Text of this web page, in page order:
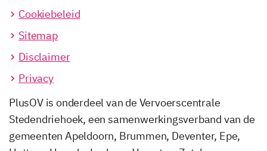
Cookiebeleid
Sitemap
Disclaimer
Privacy
PlusOV is onderdeel van de Vervoerscentrale
Stedendriehoek, een samenwerkingsverband van de
gemeenten Apeldoorn, Brummen, Deventer, Epe,